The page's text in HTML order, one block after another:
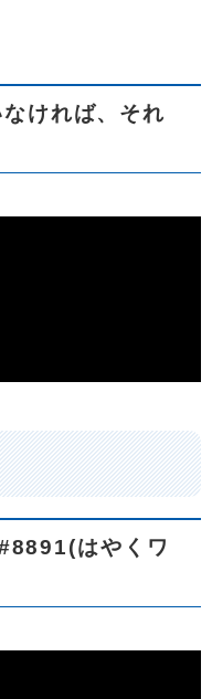
なければ、それ
はやくワ